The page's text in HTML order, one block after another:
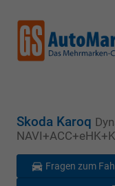
Skoda Karoq
Fragen zum